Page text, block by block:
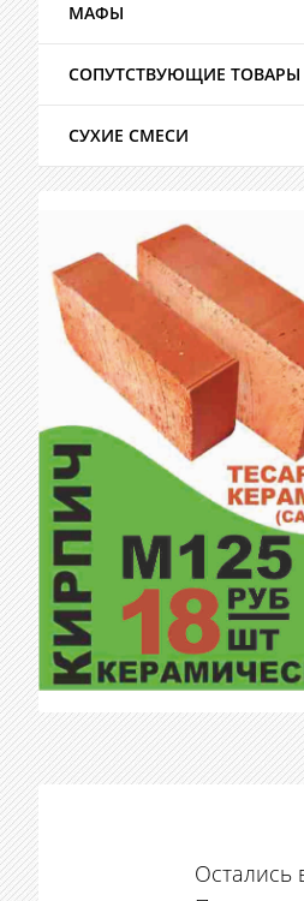
МАФЫ
СОПУТСТВУЮЩИЕ ТОВАРЫ
СУХИЕ СМЕСИ
Остались